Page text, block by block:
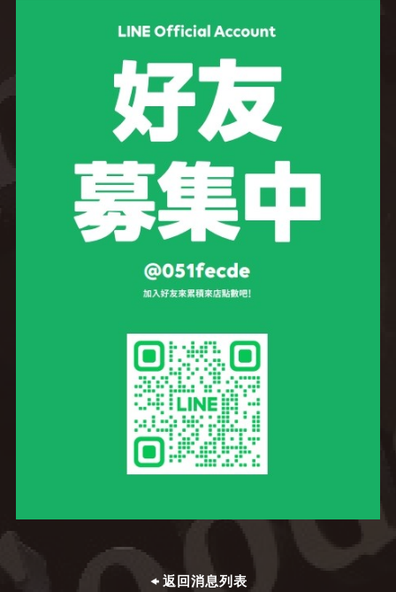
返回消息列表